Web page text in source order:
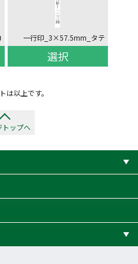
一行印_3×57.5mm_タテ
選択
は以上です。
トップへ